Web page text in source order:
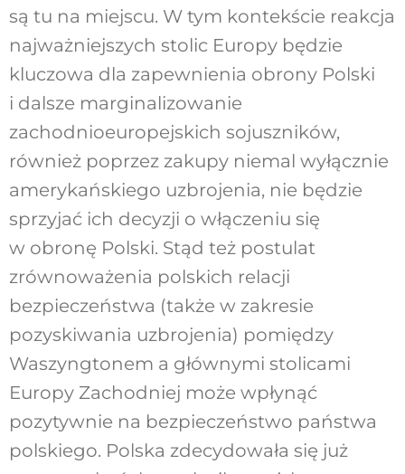
są tu na miejscu. W tym kontekście reakcja
najważniejszych stolic Europy będzie
kluczowa dla zapewnienia obrony Polski
i dalsze marginalizowanie
zachodnioeuropejskich sojuszników,
również poprzez zakupy niemal wyłącznie
amerykańskiego uzbrojenia, nie będzie
sprzyjać ich decyzji o włączeniu się
w obronę Polski. Stąd też postulat
zrównoważenia polskich relacji
bezpieczeństwa (także w zakresie
pozyskiwania uzbrojenia) pomiędzy
Waszyngtonem a głównymi stolicami
Europy Zachodniej może wpłynąć
pozytywnie na bezpieczeństwo państwa
polskiego. Polska zdecydowała się już